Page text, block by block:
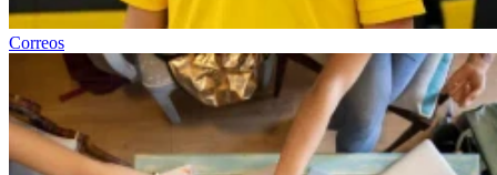
Correos